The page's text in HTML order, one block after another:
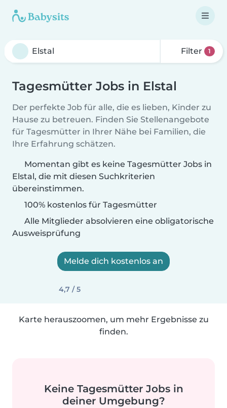
Filter 1
Tagesmütter Jobs in Elstal
Der perfekte Job für alle, die es lieben, Kinder zu
Hause zu betreuen. Finden Sie Stellenangebote
für Tagesmütter in Ihrer Nähe bei Familien, die
Ihre Erfahrung schätzen.
Momentan gibt es keine Tagesmütter Jobs in
Elstal, die mit diesen Suchkriterien
übereinstimmen.
100% kostenlos für Tagesmütter
Alle Mitglieder absolvieren eine obligatorische
Ausweisprüfung
Melde dich kostenlos an
4,7 / 5
Karte herauszoomen, um mehr Ergebnisse zu
finden.
Keine Tagesmütter Jobs in
deiner Umgebung?